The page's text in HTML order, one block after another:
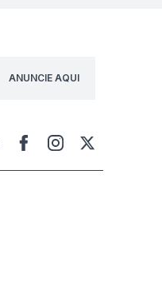
ANUNCIE AQUI